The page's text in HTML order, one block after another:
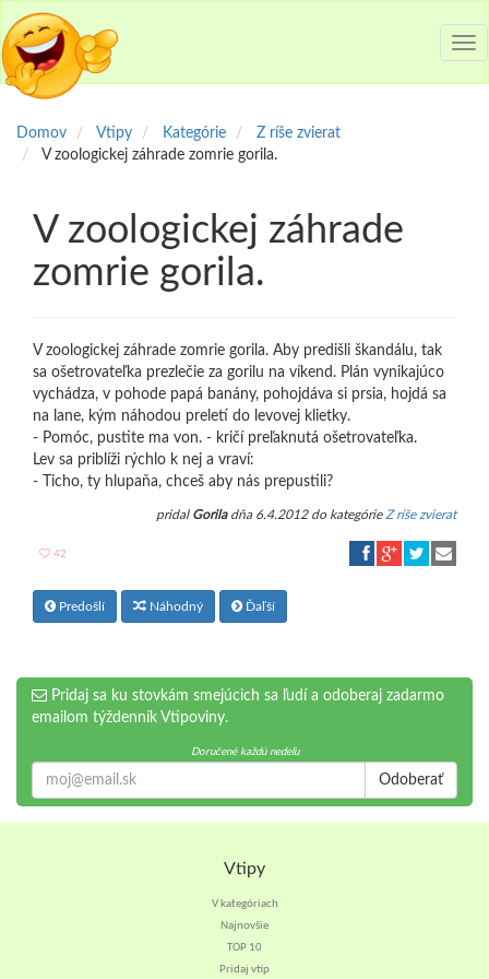
Domov Vtipy Kategórie
Z ríše zvierat
V zoologickej záhrade zomrie gorila.
V zoologickej záhrade
zomrie gorila.
V zoologickej záhrade zomrie gorila. Aby predišli škandálu, tak
sa ošetrovateľka prezlečie za gorilu na víkend. Plán vynikajúco
vychádza, v pohode papá banány, pohojdáva si prsia, hojdá sa
na lane, kým náhodou preletí do levovej klietky.
- Pomóc, pustite ma von. - kričí preľaknutá ošetrovateľka.
Lev sa priblíži rýchlo k nej a vraví:
- Ticho, ty hlupaňa, chceš aby nás prepustili?
pridal Goriladňa 6.4.2012 do kategórie Z ríše zvierat
42
Predošlí Náhodný Ďaľší
Pridaj sa ku stovkám smejúcich sa ľudí a odoberaj zadarmo
emailom týždenník Vtipoviny.
Doručené každú nedeľu
Odoberať
Vtipy
V kategóriach
Najnovšie
TOP 10
Pridaj vtip